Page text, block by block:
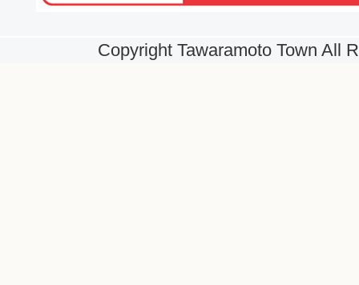
Copyright Tawaramoto Town All